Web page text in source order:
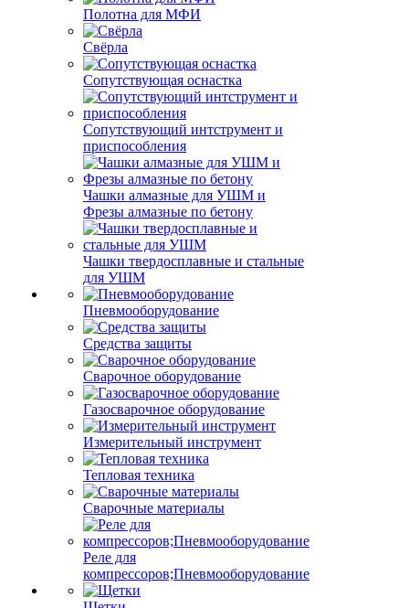
Полотна для МФИ
Свёрла
Сопутствующая оснастка
Сопутствующий интструмент и
приспособления
Чашки алмазные для УШМ и
Фрезы алмазные по бетону
Чашки твердосплавные и стальные
для УШМ
Пневмооборудование
Средства защиты
Сварочное оборудование
Газосварочное оборудование
Измерительный инструмент
Тепловая техника
Сварочные материалы
Реле для
компрессоров;Пневмооборудование